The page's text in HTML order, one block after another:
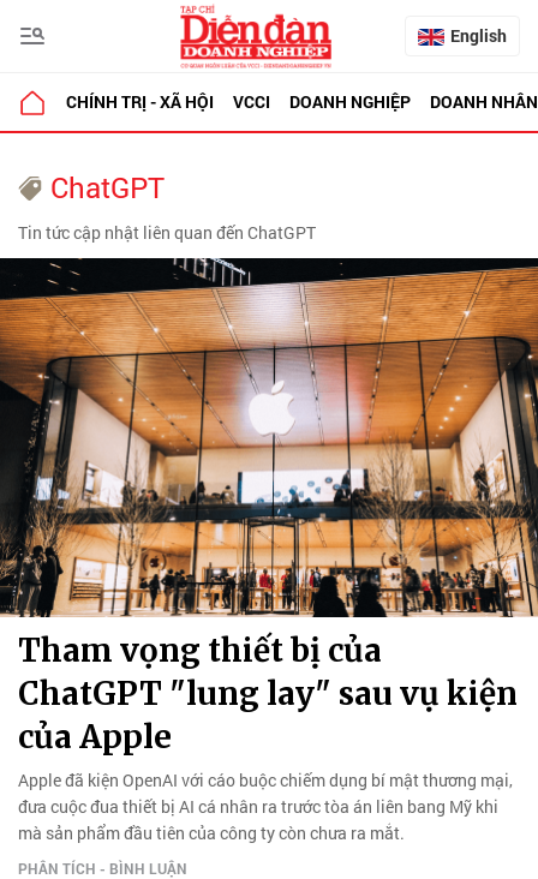
English
CHÍNH TRỊ - XÃ HỘI VCCI DOANH NGHIỆP DOANH NHÂN
ChatGPT
Tin tức cập nhật liên quan đến ChatGPT
Tham vọng thiết bị của
ChatGPT "lung lay" sau vụ kiện
của Apple
Apple đã kiện OpenAI với cáo buộc chiếm dụng bí mật thương mại,
đưa cuộc đua thiết bị AI cá nhân ra trước tòa án liên bang Mỹ khi
mà sản phẩm đầu tiên của công ty còn chưa ra mắt.
PHÂN TÍCH - BÌNH LUẬN